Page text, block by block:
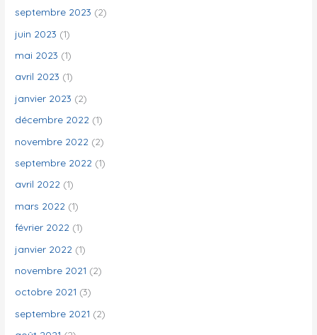
septembre 2023 (2)
juin 2023 (1)
mai 2023 (1)
avril 2023 (1)
janvier 2023 (2)
décembre 2022 (1)
novembre 2022 (2)
septembre 2022 (1)
avril 2022 (1)
mars 2022 (1)
février 2022 (1)
janvier 2022 (1)
novembre 2021 (2)
octobre 2021 (3)
septembre 2021 (2)